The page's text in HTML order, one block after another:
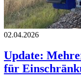
02.04.2026
Update:
für